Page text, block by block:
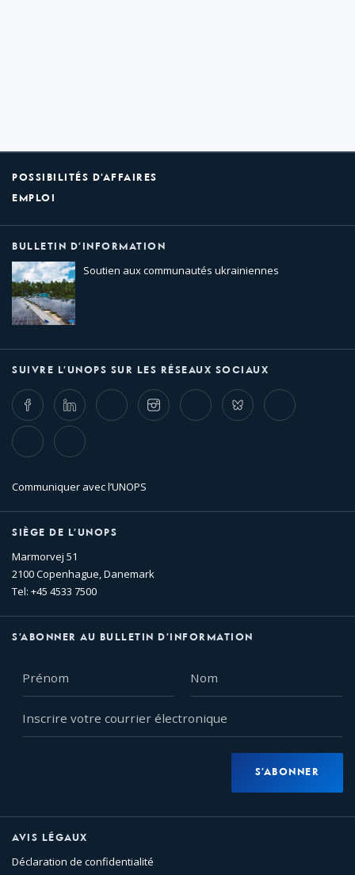
POSSIBILITÉS D’AFFAIRES
EMPLOI
BULLETIN D’INFORMATION
Soutien aux communautés ukrainiennes
SUIVRE L’UNOPS SUR LES RÉSEAUX SOCIAUX
FacebookLinkedIn Twitter InstagramWhatsappBluesky Threads
TikTok Flickr
Communiquer avec l’UNOPS
SIÈGE DE L’UNOPS
Marmorvej 51
2100 Copenhague, Danemark
Tel: +45 4533 7500
S’ABONNER AU BULLETIN D’INFORMATION
votre
S’ABONNER
AVIS LÉGAUX
Déclaration de confidentialité